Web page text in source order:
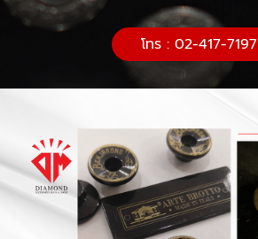
โทร : 02-417-7197